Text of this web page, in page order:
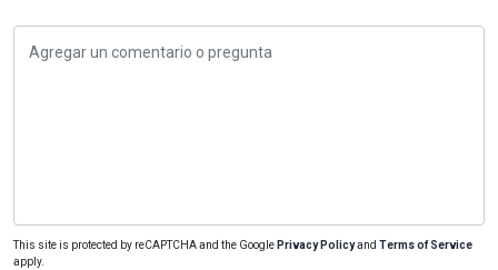
This site is protected by reCAPTCHA and the Google Privacy Policyand Terms of Service
apply.